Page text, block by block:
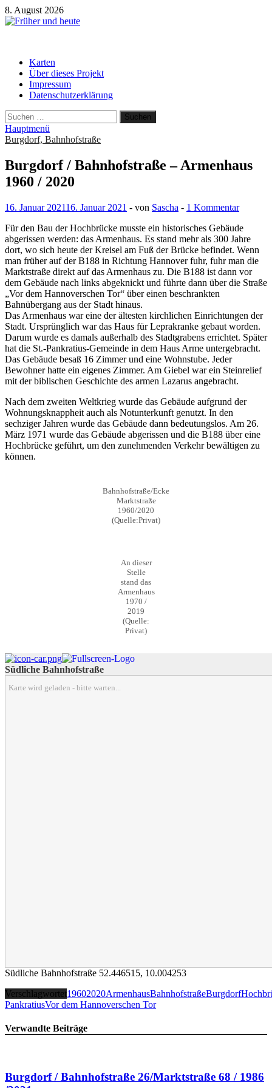
Zum
Inhalt
8. August 2026
Karten
Über dieses Projekt
Impressum
Datenschutzerklärung
Suchen
nach:
Hauptmenü
Burgdorf, Bahnhofstraße
Burgdorf / Bahnhofstraße – Armenhaus
1960 / 2020
16. Januar 202116. Januar 2021 - von Sascha - 1 Kommentar
Für den Bau der Hochbrücke musste ein historisches Gebäude
abgerissen werden: das Armenhaus. Es stand mehr als 300 Jahre
dort, wo sich heute der Kreisel am Fuß der Brücke befindet. Wenn
man früher auf der B188 in Richtung Hannover fuhr, fuhr man die
Marktstraße direkt auf das Armenhaus zu. Die B188 ist dann vor
dem Gebäude nach links abgeknickt und führte dann über die Straße
„Vor dem Hannoverschen Tor“ über einen beschrankten
Bahnübergang aus der Stadt hinaus.
Das Armenhaus war eine der ältesten kirchlichen Einrichtungen der
Stadt. Ursprünglich war das Haus für Leprakranke gebaut worden.
Darum wurde es damals außerhalb des Stadtgrabens errichtet. Später
hat die St.-Pankratius-Gemeinde in dem Haus Arme untergebracht.
Das Gebäude besaß 16 Zimmer und eine Wohnstube. Jeder
Bewohner hatte ein eigenes Zimmer. Am Giebel war ein Steinrelief
mit der biblischen Geschichte des armen Lazarus angebracht.
Nach dem zweiten Weltkrieg wurde das Gebäude aufgrund der
Wohnungsknappheit auch als Notunterkunft genutzt. In den
sechziger Jahren wurde das Gebäude dann bedeutungslos. Am 26.
März 1971 wurde das Gebäude abgerissen und die B188 über eine
Hochbrücke geführt, um den zunehmenden Verkehr bewältigen zu
können.
Bahnhofstraße/Ecke
Marktstraße
1960/2020
(Quelle:Privat)
An dieser
Stelle
stand das
Armenhaus
1970 /
2019
(Quelle:
Privat)
Südliche Bahnhofstraße
Karte wird geladen - bitte warten...
Südliche Bahnhofstraße 52.446515, 10.004253
Verschlagwortet19602020ArmenhausBahnhofstraßeBurgdorf
PankratiusVor dem Hannoverschen Tor
Verwandte Beiträge
Burgdorf / Bahnhofstraße 26/Marktstraße 68 / 1986